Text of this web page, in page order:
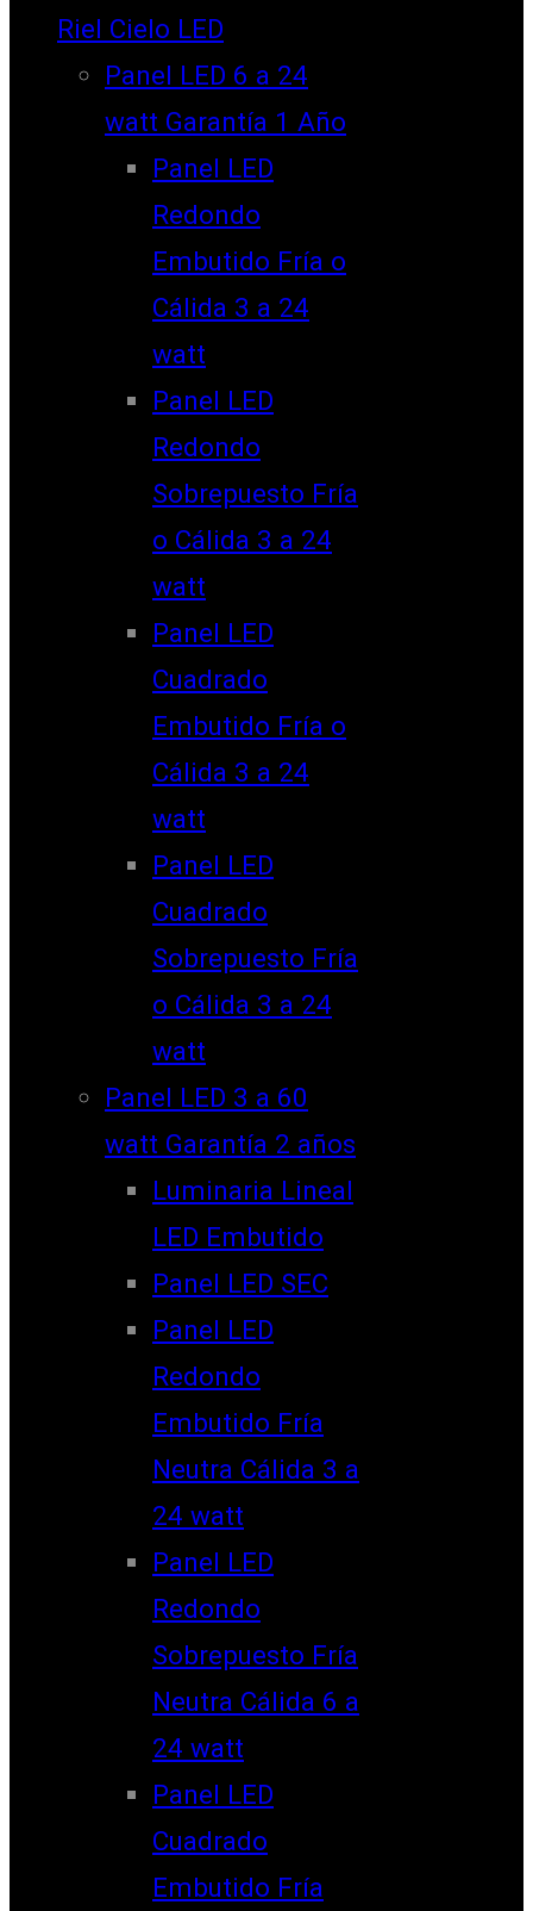
Riel Cielo LED
Panel LED 6 a 24
watt Garantía 1 Año
Panel LED
Redondo
Embutido Fría o
Cálida 3 a 24
watt
Panel LED
Redondo
Sobrepuesto Fría
o Cálida 3 a 24
watt
Panel LED
Cuadrado
Embutido Fría o
Cálida 3 a 24
watt
Panel LED
Cuadrado
Sobrepuesto Fría
o Cálida 3 a 24
watt
Panel LED 3 a 60
watt Garantía 2 años
Luminaria Lineal
LED Embutido
Panel LED SEC
Panel LED
Redondo
Embutido Fría
Neutra Cálida 3 a
24 watt
Panel LED
Redondo
Sobrepuesto Fría
Neutra Cálida 6 a
24 watt
Panel LED
Cuadrado
Embutido Fría